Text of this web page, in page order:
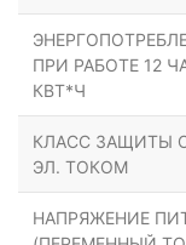
ПРИ РАБОТЕ 12
КВТ*Ч
КЛАСС ЗАЩИТЫ
ЭЛ. ТОКОМ
НАПРЯЖЕНИЕ